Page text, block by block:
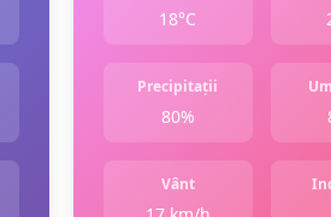
18°C
Precipitații
80%
Vânt